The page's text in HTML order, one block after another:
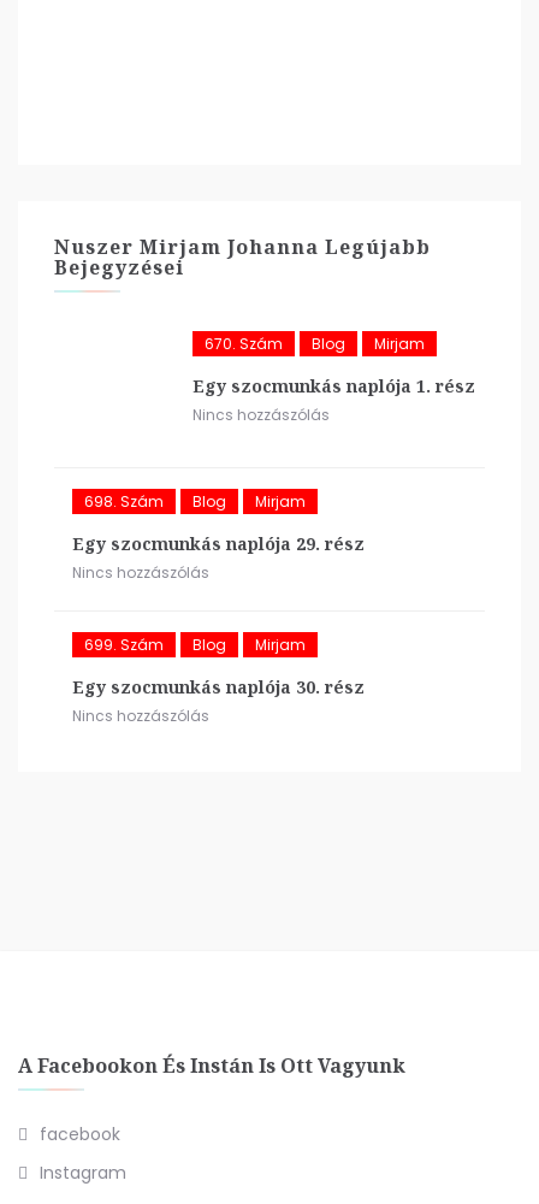
Nuszer Mirjam Johanna Legújabb
Bejegyzései
670. Szám Blog Mirjam
Egy szocmunkás naplója 1. rész
Nincs hozzászólás
698. Szám Blog Mirjam
Egy szocmunkás naplója 29. rész
Nincs hozzászólás
699. Szám Blog Mirjam
Egy szocmunkás naplója 30. rész
Nincs hozzászólás
A Facebookon És Instán Is Ott Vagyunk
facebook
Instagram